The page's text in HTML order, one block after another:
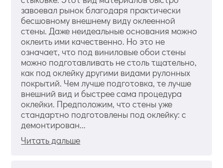
завоевал рынок благодаря практически
бесшовному внешнему виду оклеенной
стены. Даже неидеальные основания можно
оклеить ими качественно. Но это не
означает, что под виниловые обои стены
можно подготавливать не столь тщательно,
как под оклейку другими видами рулонных
покрытий. Чем лучше подготовка, те лучше
внешний вид и быстрее сама процедура
оклейки. Предположим, что стены уже
стандартно подготовлены под оклейку: с
демонтирован...
Читать дальше